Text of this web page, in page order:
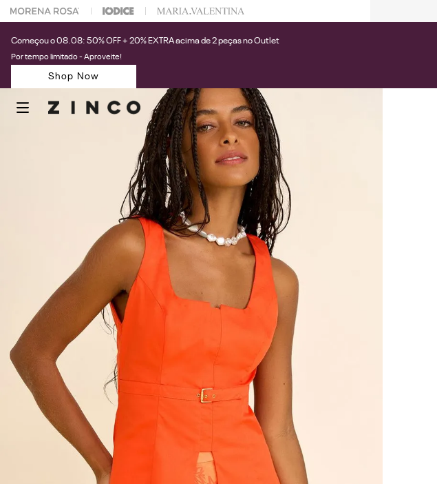
na sua 1° compra usando o cupom: PRIMEIRAZIN
Começou o 08.08: 50% OFF + 20% EXTRA acima de 2 peças no Outlet
Por tempo limitado - Aproveite!
Shop Now